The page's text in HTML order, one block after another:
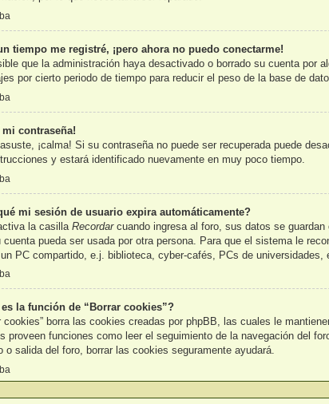
tiempo me registré, ¡pero ahora no puedo conectarme!
que la administración haya desactivado o borrado su cuenta por
por cierto periodo de tiempo para reducir el peso de la base de
mi contraseña!
¡calma! Si su contraseña no puede ser recuperada puede
y estará identificado nuevamente en muy poco tiempo.
mi sesión de usuario expira automáticamente?
la casilla Recordarcuando ingresa al foro, sus datos se
cuenta pueda ser usada por otra persona. Para que el sistema le
PC compartido, e.j. biblioteca, cyber-cafés, PCs de
la función de “Borrar cookies”?
cookies” borra las cookies creadas por phpBB, las cuales le
proveen funciones como leer el seguimiento de la navegación del
o salida del foro, borrar las cookies seguramente ayudará.